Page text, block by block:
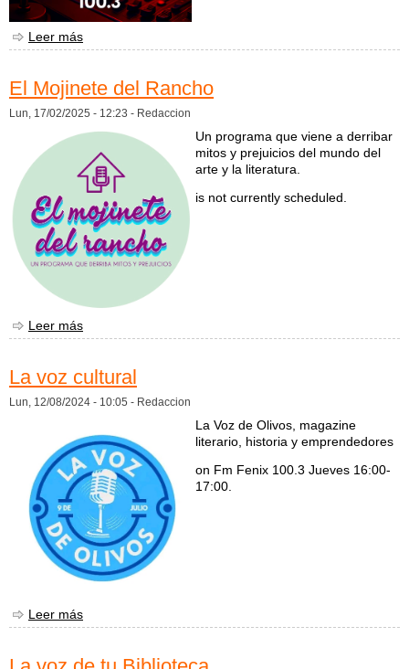
Leer más
El Mojinete del Rancho
Lun, 17/02/2025 - 12:23 - Redaccion
Un programa que viene a derribar
mitos y prejuicios del mundo del
arte y la literatura.
is not currently scheduled.
Leer más
La voz cultural
Lun, 12/08/2024 - 10:05 - Redaccion
La Voz de Olivos, magazine
literario, historia y emprendedores
on Fm Fenix 100.3 Jueves 16:00-
17:00.
Leer más